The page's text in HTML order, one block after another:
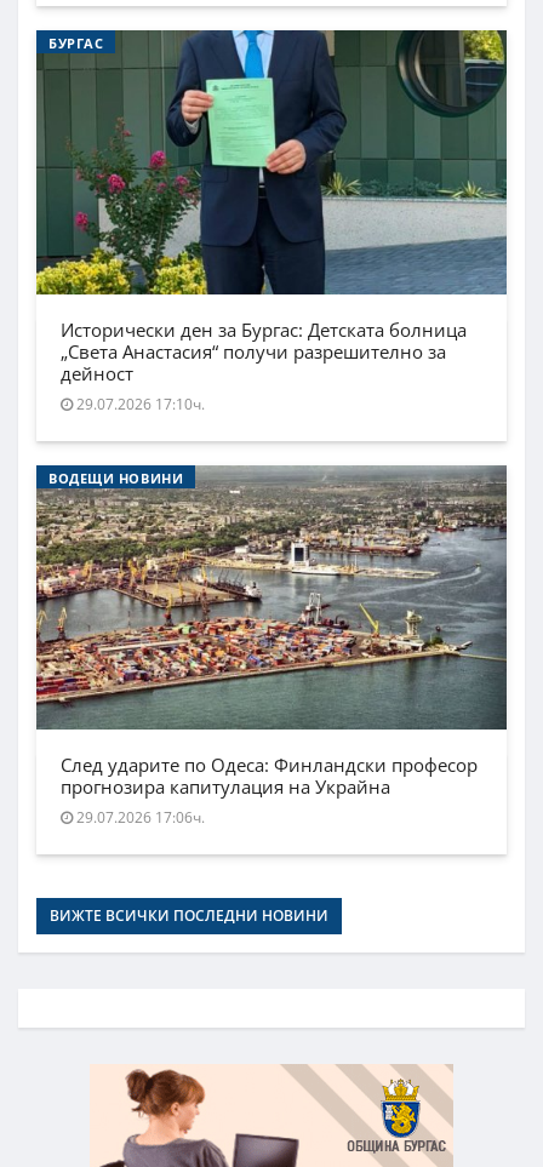
БУРГАС
Исторически ден за Бургас: Детската болница
„Света Анастасия“ получи разрешително за
дейност
29.07.2026 17:10ч.
ВОДЕЩИ НОВИНИ
След ударите по Одеса: Финландски професор
прогнозира капитулация на Украйна
29.07.2026 17:06ч.
ВИЖТЕ ВСИЧКИ ПОСЛЕДНИ НОВИНИ